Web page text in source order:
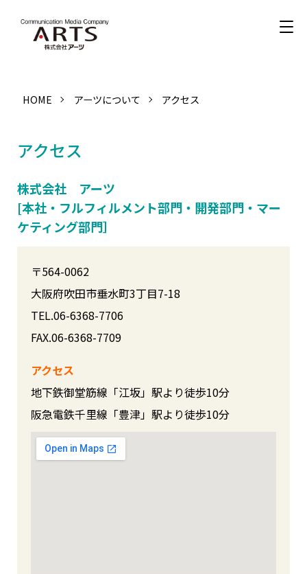
HOME アーツについて アクセス
アクセス
株式会社 アーツ
[本社・フルフィルメント部門・開発部門・マー
ケティング部門］
〒564-0062
大阪府吹田市垂水町3丁目7-18
TEL.06-6368-7706
FAX.06-6368-7709
アクセス
地下鉄御堂筋線「江坂」駅より徒歩10分
阪急電鉄千里線「豊津」駅より徒歩10分